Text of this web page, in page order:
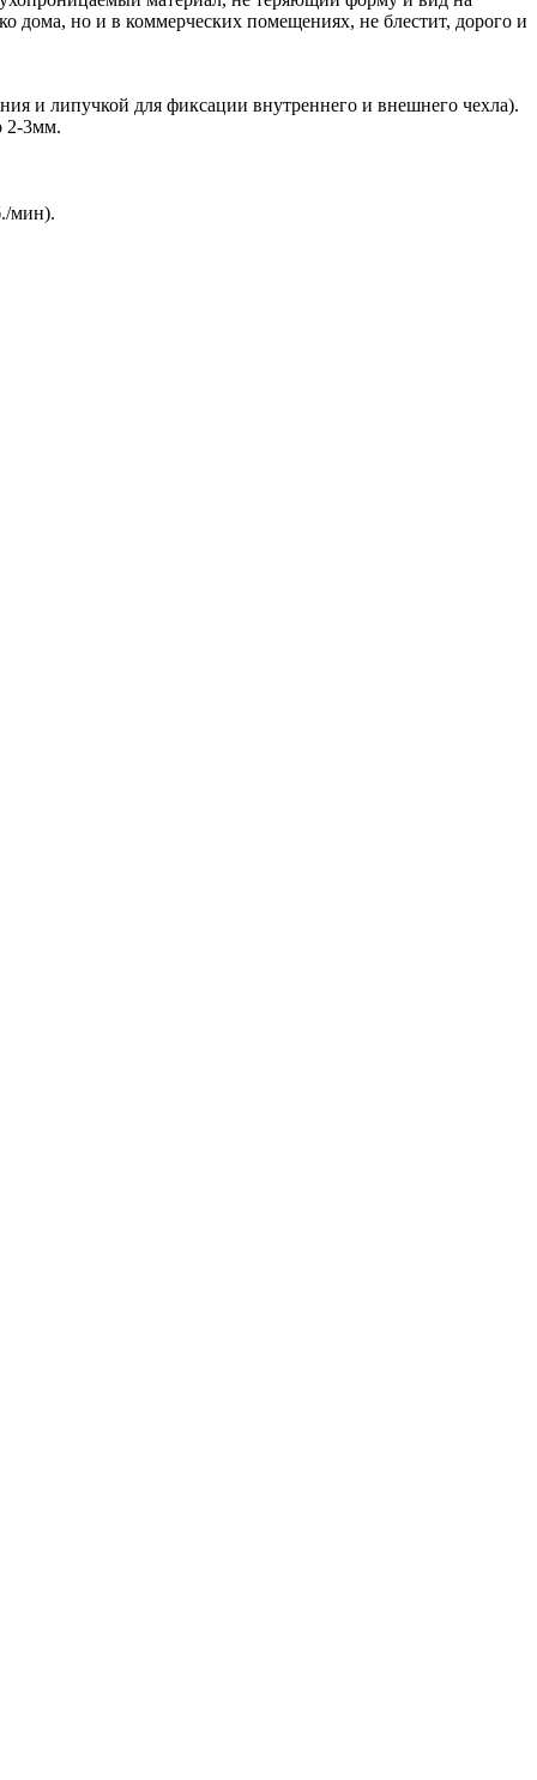
дома, но и в коммерческих помещениях, не блестит, дорого и
и липучкой для фиксации внутреннего и внешнего чехла).
2-3мм.
мин).